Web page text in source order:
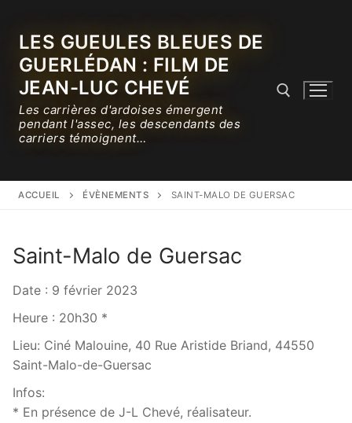
contenu
LES GUEULES BLEUES DE
GUERLÉDAN : FILM DE
JEAN-LUC CHEVÉ
Les carrières d'ardoises émergent
pendant l'assec, les descendants des
carriers témoignent…
ACCUEIL ÉVÈNEMENTS SAINT-MALO DE GUERSAC
Saint-Malo de Guersac
Date : 9 février 2023
Heure : 20h30 *
Lieu: Ciné Malouine, 40 Rue Aristide Briand, 44550
Saint-Malo-de-Guersac
Infos:
* En présence de J-L Chevé, réalisateur.